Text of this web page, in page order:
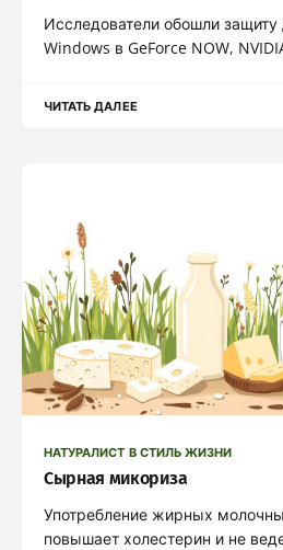
Исследователи обошли защиту
Windows в GeForce NOW,
ЧИТАТЬ ДАЛЕЕ
НАТУРАЛИСТ В СТИЛЬ ЖИЗНИ
Сырная микориза
Употребление жирных
повышает холестерин и не